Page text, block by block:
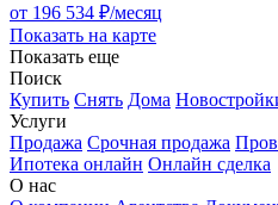
от 196 534 ₽/месяц
Показать на карте
Показать еще
Поиск
Купить Снять Дома
Услуги
Продажа Срочная продажа
Ипотека онлайн Онлайн сделка
О нас